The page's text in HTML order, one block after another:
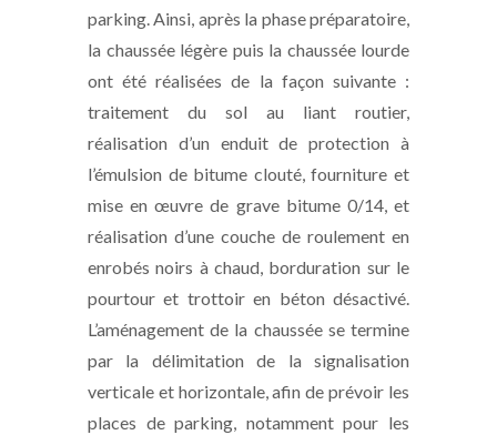
parking. Ainsi, après la phase préparatoire,
la chaussée légère puis la chaussée lourde
ont été réalisées de la façon suivante :
traitement du sol au liant routier,
réalisation d’un enduit de protection à
l’émulsion de bitume clouté, fourniture et
mise en œuvre de grave bitume 0/14, et
réalisation d’une couche de roulement en
enrobés noirs à chaud, borduration sur le
pourtour et trottoir en béton désactivé.
L’aménagement de la chaussée se termine
par la délimitation de la signalisation
verticale et horizontale, afin de prévoir les
places de parking, notamment pour les